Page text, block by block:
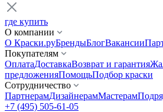
где купить
О компании
О Краски.руБрендыБлогВакансии
Покупателям
ОплатаДоставкаВозврат и гарантия
предложенияПомощьПодбор краски
Сотрудничество
ПартнерамДизайнерамМастерам
+7 (495) 505-61-05